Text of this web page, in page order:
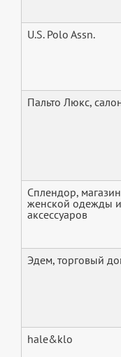
U.S. Polo Assn.
Пальто Люкс,
Сплендор, магазин
женской одежды и
аксессуаров
Эдем, торговый
hale&klo